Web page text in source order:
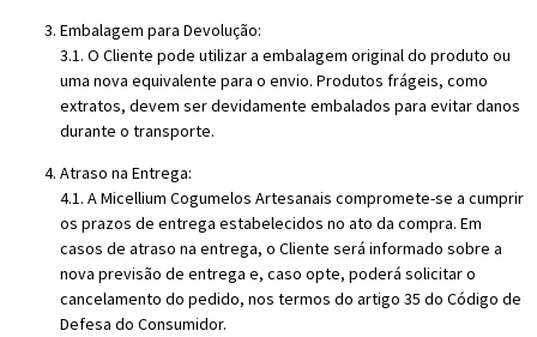
Embalagem para Devolução:
3.1. O Cliente pode utilizar a embalagem original do produto ou
uma nova equivalente para o envio. Produtos frágeis, como
extratos, devem ser devidamente embalados para evitar danos
durante o transporte.
Atraso na Entrega:
4.1. A Micellium Cogumelos Artesanais compromete-se a cumprir
os prazos de entrega estabelecidos no ato da compra. Em
casos de atraso na entrega, o Cliente será informado sobre a
nova previsão de entrega e, caso opte, poderá solicitar o
cancelamento do pedido, nos termos do artigo 35 do Código de
Defesa do Consumidor.